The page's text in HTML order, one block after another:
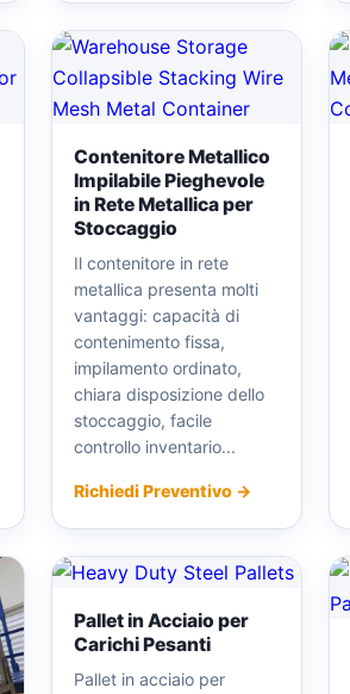
Contenitore Metallico
Impilabile Pieghevole
in Rete Metallica per
Stoccaggio
Il contenitore in rete
metallica presenta molti
vantaggi: capacità di
contenimento fissa,
impilamento ordinato,
chiara disposizione dello
stoccaggio, facile
controllo inventario...
Richiedi Preventivo →
Pallet in Acciaio per
Carichi Pesanti
Pallet in acciaio per